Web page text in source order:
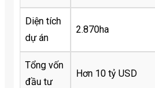
Diện tích
dự án
2.870ha
Tổng vốn
đầu tư
Hơn 10 tỷ USD